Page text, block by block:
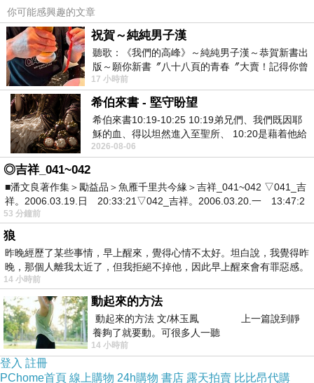
你可能感興趣的文章
祝賀～純純男子漢
聽歌：《我們的高峰》～純純男子漢～恭賀新書出
版～願你新書〞八十八頁的青春〞大賣！記得你曾
經在我的版留言…「好讚的圖^^感覺大家
17 小時前
希伯來書 - 堅守盼望
希伯來書10:19-10:25 10:19弟兄們、我們既因耶
穌的血、得以坦然進入至聖所、 10:20是藉着他給
我們開了一條又新又活的路從幔子經過
2026-08-06
◎吉祥_041~042
■潘文良著作集＞勵益品＞魚雁千里共今緣＞吉祥_041~042 ▽041_吉
祥。2006.03.19.日 20:33:21▽042_吉祥。2006.03.20.一 13:47:2
53 分鐘前
狼
昨晚經歷了某些事情，早上醒來，覺得心情不太好。坦白說，我覺得昨
晚，那個人離我太近了，但我拒絕不掉他，因此早上醒來會有罪惡感。
14 小時前
動起來的方法
動起來的方法 文/林玉鳳 上一篇說到靜
養夠了就要動。可很多人一聽
14 小時前
登入 註冊
PChome首頁 線上購物 24h購物 書店 露天拍賣 比比昂代購